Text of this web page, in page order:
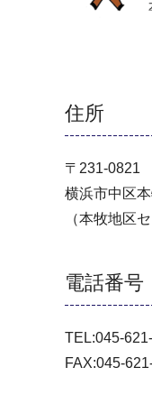
住所
〒231-0821
横浜市中区
（本牧地区
電話番号
TEL:045-
FAX:045-